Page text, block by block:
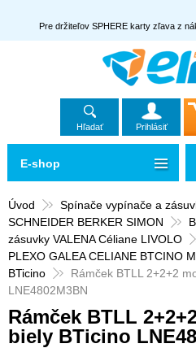
Pre držiteľov SPHERE karty zľava z
Hľadať Prihlásiť
Úvod
Spínače vypínače a
SCHNEIDER BERKER SIMON
zásuvky VALENA Céliane LIVOLO
PLEXO GALEA CELIANE BTCINO
BTicino
Rámček BTLL 2+2+2
LNE4802M3BN
Rámček BTLL
biely BTicino
E-shop